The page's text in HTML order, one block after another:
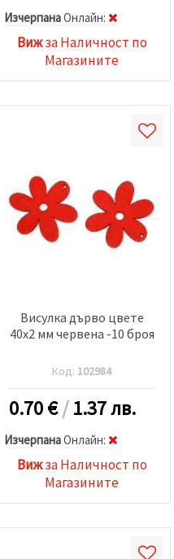
ИзчерпанаOнлайн:
Вижза Наличност по
Магазините
Висулка дърво цвете
40x2 мм червена -10 броя
Код: 102984
0.70€/1.37 лв.
ИзчерпанаOнлайн:
Вижза Наличност по
Магазините